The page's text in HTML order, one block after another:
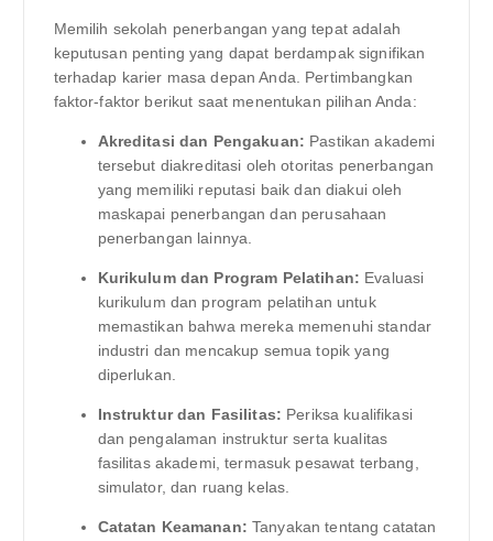
Memilih sekolah penerbangan yang tepat adalah
keputusan penting yang dapat berdampak signifikan
terhadap karier masa depan Anda. Pertimbangkan
faktor-faktor berikut saat menentukan pilihan Anda:
Akreditasi dan Pengakuan: Pastikan akademi
tersebut diakreditasi oleh otoritas penerbangan
yang memiliki reputasi baik dan diakui oleh
maskapai penerbangan dan perusahaan
penerbangan lainnya.
Kurikulum dan Program Pelatihan: Evaluasi
kurikulum dan program pelatihan untuk
memastikan bahwa mereka memenuhi standar
industri dan mencakup semua topik yang
diperlukan.
Instruktur dan Fasilitas: Periksa kualifikasi
dan pengalaman instruktur serta kualitas
fasilitas akademi, termasuk pesawat terbang,
simulator, dan ruang kelas.
Catatan Keamanan: Tanyakan tentang catatan